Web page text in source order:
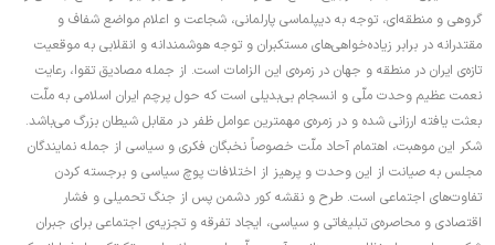
گروهی و منطقه‌ای، توجه به دیپلماسی پارلمانی، شجاعت و اعلام مواضع شفاف و
مقتدرانه در برابر زیاده‌خواهی‌های مستکبران و توجه هوشمندانه و انقلابی به موقعیت
تازه‌ی ایران در منطقه و جهان در زمره‌ی این الزامات است. از جمله مصادیق تقوا، رعایت
نعمت عظیم وحدت ملّی و انسجام بی‌بدیلی است که حول پرچم ایران اسلامی به ملّت
بعثت یافته ارزانی شده و در زمره‌ی مهمترین عوامل ظفر در مقابل شیطان بزرگ می‌باشد.
شکر این موهبت، اهتمام آحاد ملّت خصوصاً نخبگان فکری و سیاسی از جمله نمایندگان
مجلس به صیانت از این وحدت و پرهیز از اختلافات پوچ سیاسی و برجسته کردن
تفاوت‌های اجتماعی است. طرح و نقشه کور دشمن پس از جنگ تحمیلی و فشار
اقتصادی و محاصره‌ی تبلیغاتی و سیاسی، ایجاد تفرقه و تجزیه‌ی اجتماعی برای جبران